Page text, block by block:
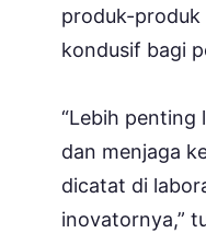
produk-produk
kondusif bagi
“Lebih penting
dan menjaga
dicatat di
inovatornya,”